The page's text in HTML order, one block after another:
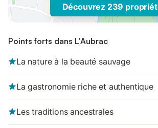
Découvrez 239
Points forts dans L'Aubrac
La nature à la beauté sauvage
La gastronomie riche et authentique
Les traditions ancestrales